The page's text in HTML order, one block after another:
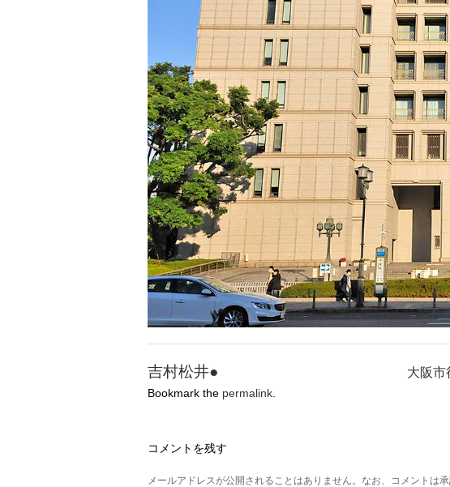
吉村松井● 大阪市
Bookmark the permalink
コメントを残す
メールアドレスが公開されることはありません。なお、コメントは承